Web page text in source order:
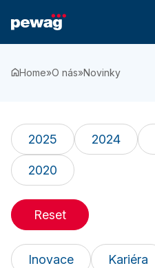
Home»O nás»Novinky
2025 2024
2020
Reset
Inovace Kariéra